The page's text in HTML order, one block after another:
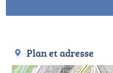
Plan et adresse